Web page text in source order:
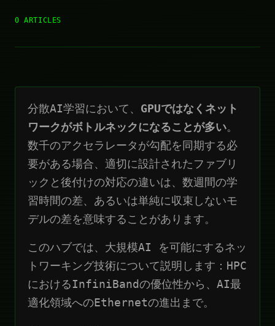
0 ARTICLES
分散AI学習において、 GPUではなくネット
ワークがボトルネックになることが多い。
数千のアクセラレータが勾配を同期する必
要がある場合、適切に設計されたファブリ
ックと後付けの対応の違いは、数週間の学
習時間の差、あるいは単純に収束しないモ
デルの差を意味することがあります。
このハブでは、大規模AI を可能にするネッ
トワーキング技術について説明します：HPC
におけるInfiniBandの優位性から、AI最
適化領域へのEthernetの進出まで。